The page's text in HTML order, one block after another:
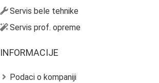
Servis bele tehnike
Servis prof. opreme
INFORMACIJE
Podaci o kompaniji